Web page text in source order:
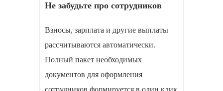
Не забудьте про сотрудников
Взносы, зарплата и другие выплаты
рассчитываются автоматически.
Полный пакет необходимых
документов для оформления
cотрудников формируется в один клик.